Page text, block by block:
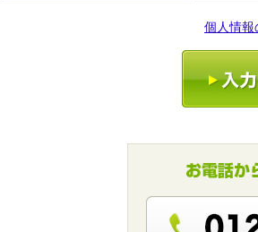
個人情報